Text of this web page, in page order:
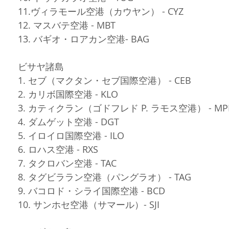
11.ヴィラモール空港（カウヤン） - CYZ
12. マスバテ空港 - MBT
13. バギオ・ロアカン空港- BAG
ビサヤ諸島
1. セブ（マクタン・セブ国際空港） - CEB
2. カリボ国際空港 - KLO
3. カティクラン（ゴドフレド P. ラモス空港） -
4. ダムゲット空港 - DGT
5. イロイロ国際空港 - ILO
6. ロハス空港 - RXS
7. タクロバン空港 - TAC
8. タグビララン空港（パングラオ） - TAG
9. バコロド・シライ国際空港 - BCD
10. サンホセ空港（サマール）- SJI